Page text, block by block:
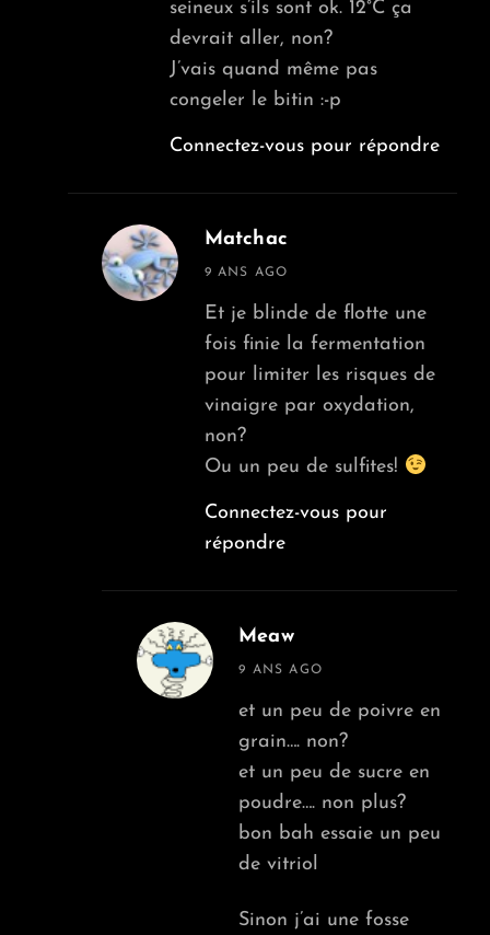
seineux s’ils sont ok. 12°C ça
devrait aller, non?
J’vais quand même pas
congeler le bitin :-p
Connectez-vous pour répondre
Matchac
says:
9 ANS AGO
Et je blinde de flotte une
fois finie la fermentation
pour limiter les risques de
vinaigre par oxydation,
non?
Ou un peu de sulfites!
Connectez-vous pour
répondre
Meaw
says:
9 ANS AGO
et un peu de poivre en
grain…. non?
et un peu de sucre en
poudre…. non plus?
bon bah essaie un peu
de vitriol
Sinon j’ai une fosse